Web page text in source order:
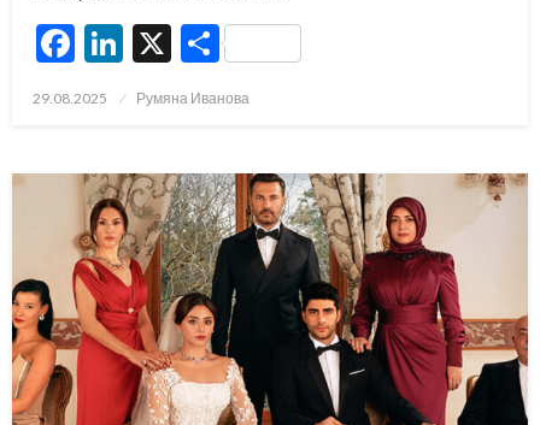
Facebook
LinkedIn
X Share
Posted
29.08.2025 Румяна Иванова